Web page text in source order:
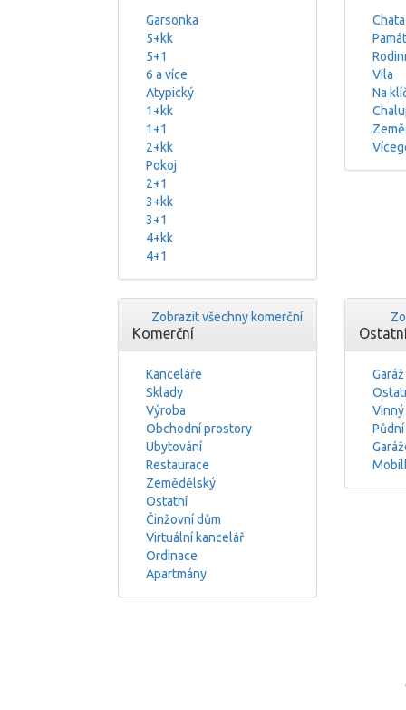
Garsonka
5+kk
5+1
6 a více
Atypický
1+kk
1+1
2+kk
Pokoj
2+1
3+kk
3+1
4+kk
4+1
Chata
Vila
Na
Zobrazit všechny komerční
Komerční
Kanceláře
Sklady
Výroba
Obchodní prostory
Ubytování
Restaurace
Zemědělský
Ostatní
Činžovní dům
Virtuální kancelář
Ordinace
Apartmány
Garáž